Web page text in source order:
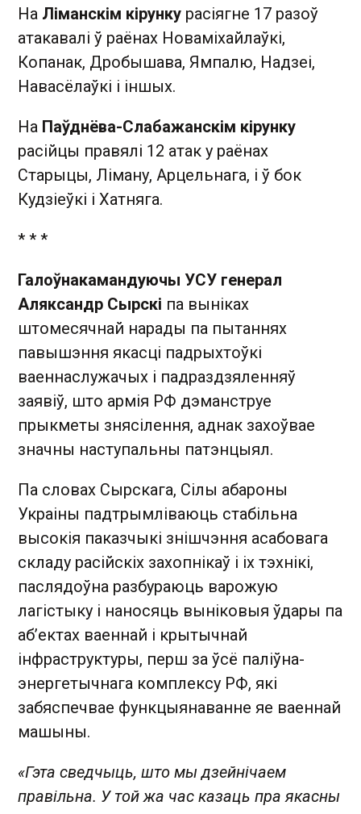
На Ліманскім кірунку расіягне 17 разоў
атакавалі ў раёнах Новаміхайлаўкі,
Копанак, Дробышава, Ямпалю, Надзеі,
Навасёлаўкі і іншых.
На Паўднёва-Слабажанскім кірунку
расійцы правялі 12 атак у раёнах
Старыцы, Ліману, Арцельнага, і ў бок
Кудзіеўкі і Хатняга.
* * *
Галоўнакамандуючы УСУ генерал
Аляксандр Сырскі па выніках
штомесячнай нарады па пытаннях
павышэння якасці падрыхтоўкі
ваеннаслужачых і падраздзяленняў
заявіў, што армія РФ дэманструе
прыкметы знясілення, аднак захоўвае
значны наступальны патэнцыял.
Па словах Сырскага, Сілы абароны
Украіны падтрымліваюць стабільна
высокія паказчыкі знішчэння асабовага
складу расійскіх захопнікаў і іх тэхнікі,
паслядоўна разбураюць варожую
лагістыку і наносяць выніковыя ўдары па
аб’ектах ваеннай і крытычнай
інфраструктуры, перш за ўсё паліўна-
энергетычнага комплексу РФ, які
забяспечвае функцыянаванне яе ваеннай
машыны.
«Гэта сведчыць, што мы дзейнічаем
правільна. У той жа час казаць пра якасны